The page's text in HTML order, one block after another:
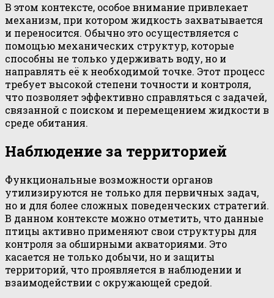
В этом контексте, особое внимание привлекает
механизм, при котором жидкость захватывается
и переносится. Обычно это осуществляется с
помощью механических структур, которые
способны не только удерживать воду, но и
направлять её к необходимой точке. Этот процесс
требует высокой степени точности и контроля,
что позволяет эффективно справляться с задачей,
связанной с поиском и перемещением жидкости в
среде обитания.
Наблюдение за территорией
Функциональные возможности органов
утилизируются не только для первичных задач,
но и для более сложных поведенческих стратегий.
В данном контексте можно отметить, что данные
птицы активно применяют свои структуры для
контроля за обширными акваториями. Это
касается не только добычи, но и защиты
территорий, что проявляется в наблюдении и
взаимодействии с окружающей средой.